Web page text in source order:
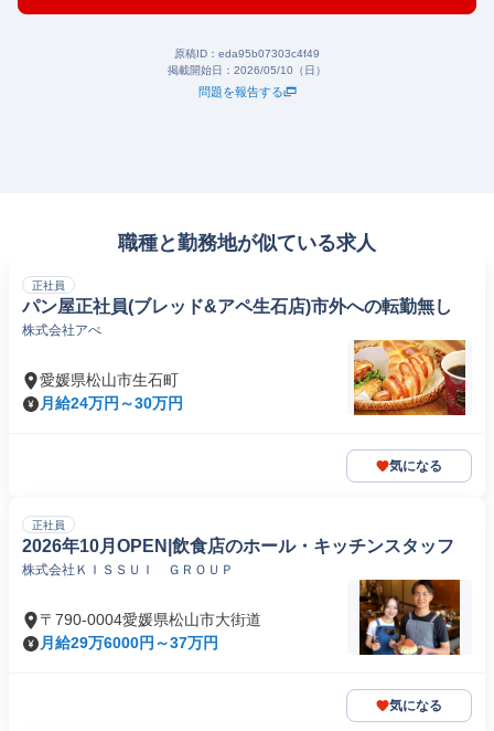
原稿ID： eda95b07303c4f49
掲載開始日： 2026/05/10（日）
問題を報告する
職種と勤務地が似ている求人
正社員
パン屋正社員(ブレッド&アペ生石店)市外への転勤無し
株式会社アぺ
愛媛県松山市生石町
月給24万円～30万円
気になる
正社員
2026年10月OPEN|飲食店のホール・キッチンスタッフ
株式会社ＫＩＳＳＵＩ ＧＲＯＵＰ
〒790-0004愛媛県松山市大街道
月給29万6000円～37万円
気になる